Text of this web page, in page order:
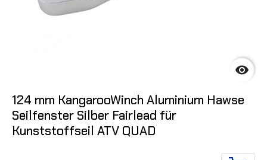

124 mm KangarooWinch Aluminium Hawse
Seilfenster Silber Fairlead für
Kunststoffseil ATV QUAD